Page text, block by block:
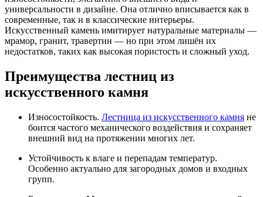
универсальности в дизайне. Она отлично вписывается как в
современные, так и в классические интерьеры.
Искусственный камень имитирует натуральные материалы —
мрамор, гранит, травертин — но при этом лишён их
недостатков, таких как высокая пористость и сложный уход.
Преимущества лестниц из
искусственного камня
Износостойкость. Лестница из искусственного камня не
боится частого механического воздействия и сохраняет
внешний вид на протяжении многих лет.
Устойчивость к влаге и перепадам температур.
Особенно актуально для загородных домов и входных
групп.